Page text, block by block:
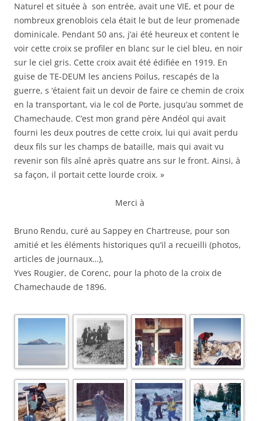
Naturel et située à son entrée, avait une VIE, et pour de
nombreux grenoblois cela était le but de leur promenade
dominicale. Pendant 50 ans, j’ai été heureux et content le
voir cette croix se profiler en blanc sur le ciel bleu, en noir
sur le ciel gris. Cette croix avait été édifiée en 1919. En
guise de TE-DEUM les anciens Poilus, rescapés de la
guerre, s ‘étaient fait un devoir de faire ce chemin de croix
en la transportant, via le col de Porte, jusqu’au sommet de
Chamechaude. C’est mon grand père Andéol qui avait
fourni les deux poutres de cette croix, lui qui avait perdu
deux fils sur les champs de bataille, mais qui avait vu
revenir son fils aîné après quatre ans sur le front. Ainsi, à
sa façon, il portait cette lourde croix. »
Merci à
Bruno Rendu, curé au Sappey en Chartreuse, pour son
amitié et les éléments historiques qu’il a recueilli (photos,
articles de journaux…),
Yves Rougier, de Corenc, pour la photo de la croix de
Chamechaude de 1896.